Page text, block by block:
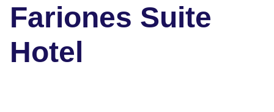
Fariones Suite
Hotel